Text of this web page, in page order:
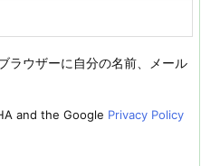
ラウザーに自分の名前、メール
and the Google Privacy Policy